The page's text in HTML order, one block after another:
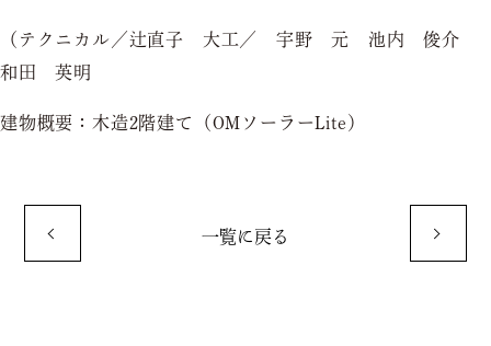
（テクニカル／辻直子 大工／ 宇野 元 池内 俊介
和田 英明
建物概要：木造2階建て（OMソーラーLite）
一覧に戻る